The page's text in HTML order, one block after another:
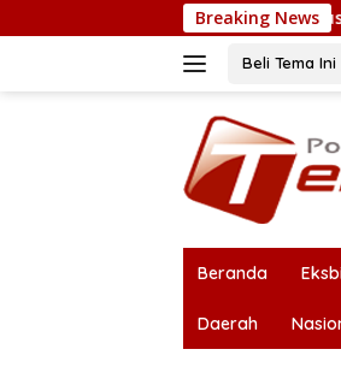
ke
Breaking News
Publik Harus Tetap Rasional
Beli Tema Ini
Beranda
Daerah